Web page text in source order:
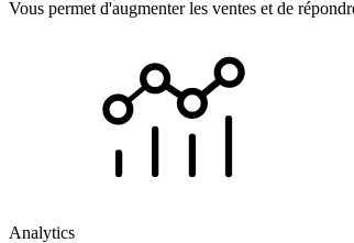
Vous permet d'augmenter les ventes et de
Analytics